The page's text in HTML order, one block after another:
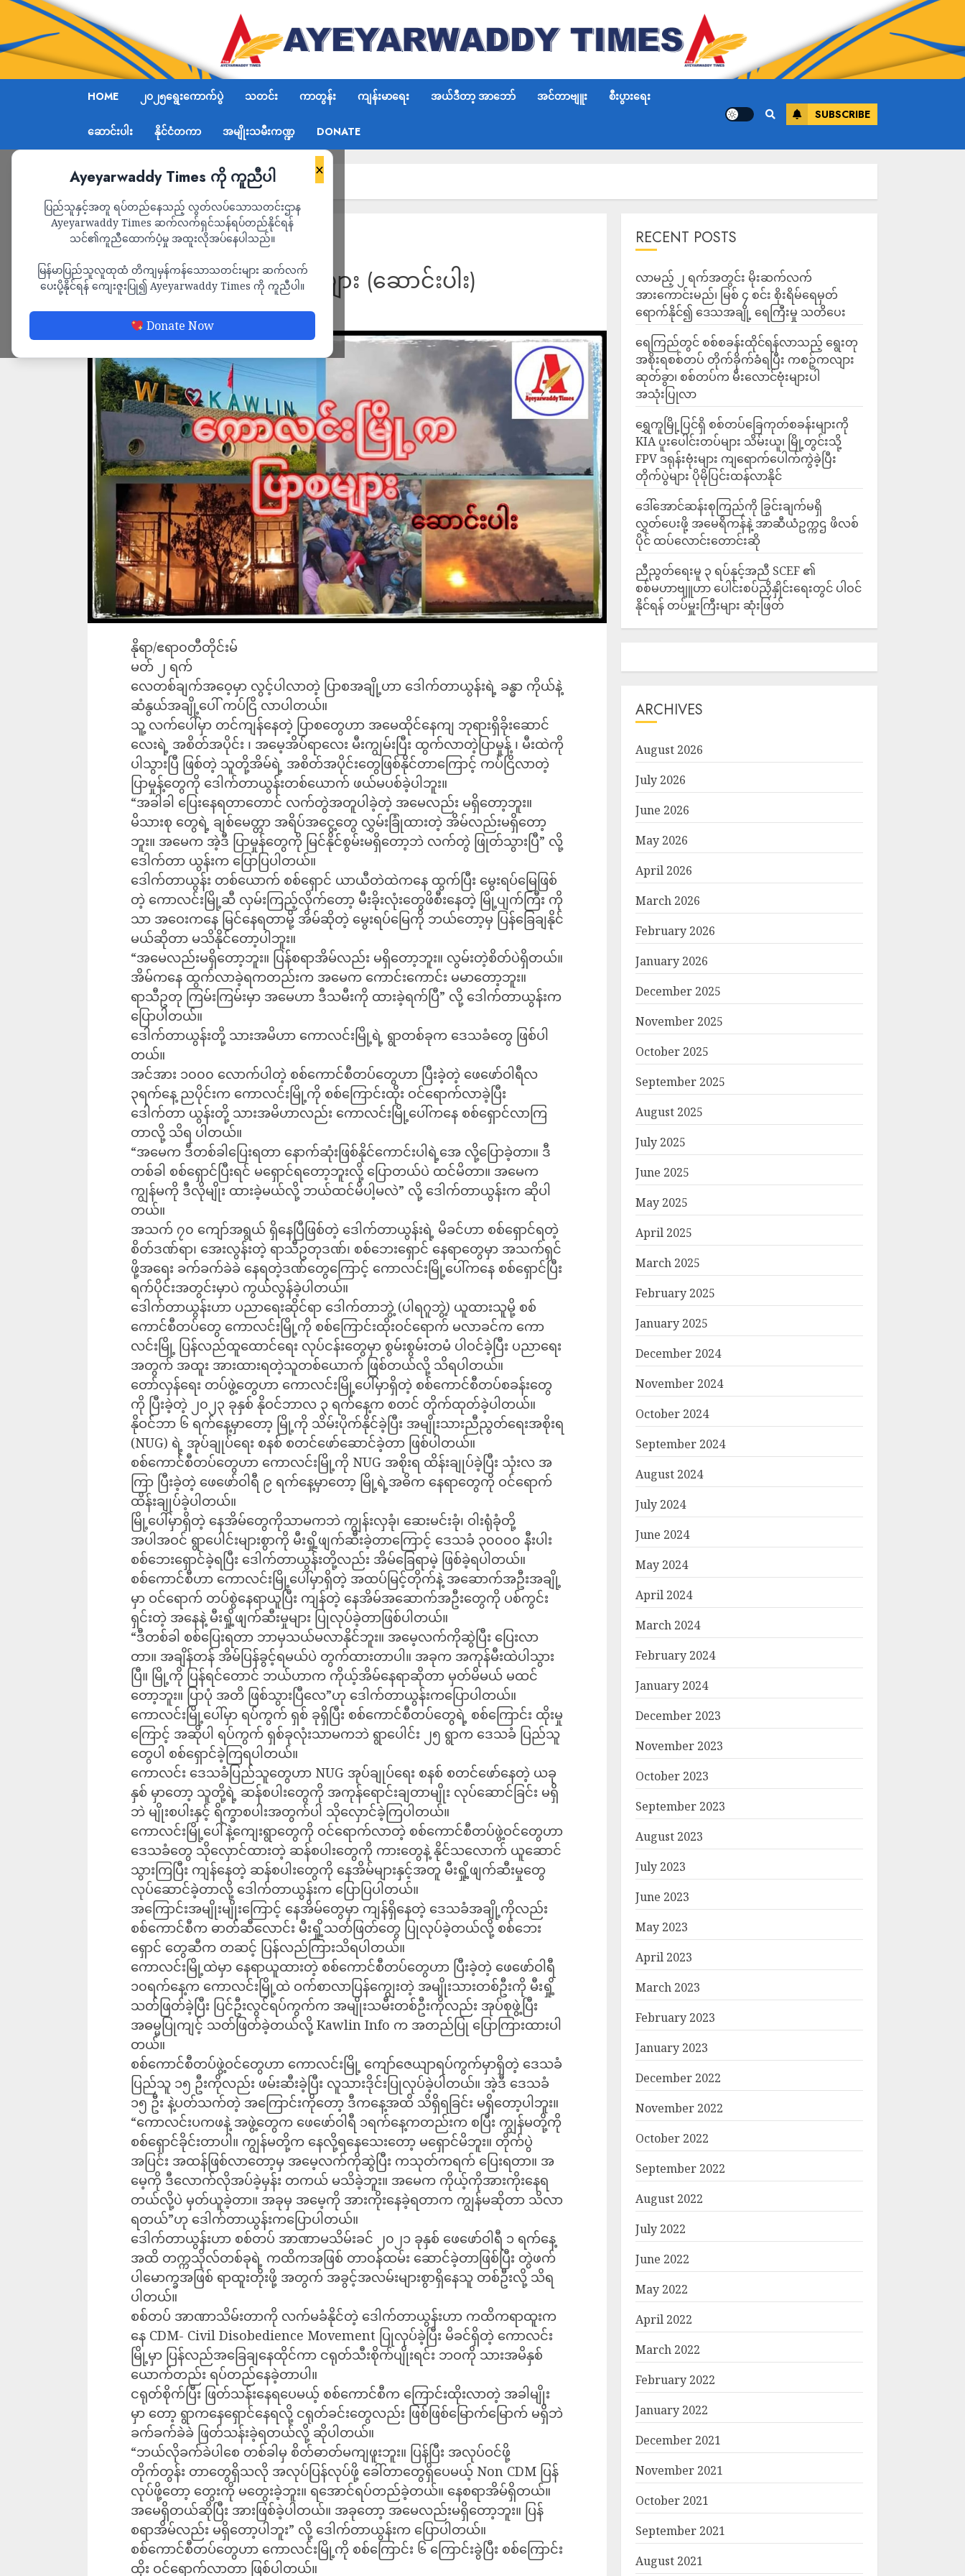
HOME ၂၀၂၅ရွေးကောက်ပွဲ သတင်း ကာတွန်း ကျန်းမာရေး အယ်ဒီတာ့ အာဘော် အင်တာဗျူး စီးပွားရေး
ဆောင်းပါး နိုင်ငံတကာ အမျိုးသမီးကဏ္ဍ DONATE
SUBSCRIBE
×
Ayeyarwaddy Times ကို ကူညီပါ
ပြည်သူနှင့်အတူ ရပ်တည်နေသည့် လွတ်လပ်သောသတင်းဌာန
Ayeyarwaddy Times ဆက်လက်ရှင်သန်ရပ်တည်နိုင်ရန်
သင်၏ကူညီထောက်ပံ့မှု အထူးလိုအပ်နေပါသည်။
မြန်မာပြည်သူလူထုထံ တိကျမှန်ကန်သောသတင်းများ ဆက်လက်
ပေးပို့နိုင်ရန် ကျေးဇူးပြု၍ Ayeyarwaddy Times ကို ကူညီပါ။
Donate Now
Home ကောလင်းမြို့ကပြာစများ (ဆောင်းပါး)
ဆောင်းပါး အမျိုးသမီးကဏ္ဍ
ကောလင်းမြို့ကပြာစများ (ဆောင်းပါး)
ADMIN MARCH 3, 2024
နိုရာ/ဧရာ၀တီတိုင်းမ်
မတ် ၂ ရက်
လေတစ်ချက်အဝေ့မှာ လွင့်ပါလာတဲ့ ပြာစအချို့ဟာ ဒေါက်တာယွန်းရဲ့ ခန္ဓာ ကိုယ်နဲ့
ဆံနွယ်အချို့ပေါ် ကပ်ငြိ လာပါတယ်။
သူ့ လက်ပေါ်မှာ တင်ကျန်နေတဲ့ ပြာစတွေဟာ အမေထိုင်နေကျ ဘုရားရှိခိုးဆောင်
လေးရဲ့ အစိတ်အပိုင်း ၊ အမေ့အိပ်ရာလေး မီးကျွမ်းပြီး ထွက်လာတဲ့ပြာမှုန့် ၊ မီးထဲကို
ပါသွားပြီ ဖြစ်တဲ့ သူတို့အိမ်ရဲ့ အစိတ်အပိုင်းတွေဖြစ်နိုင်တာကြောင့် ကပ်ငြိလာတဲ့
ပြာမှုန့်တွေကို ဒေါက်တာယွန်းတစ်ယောက် ဖယ်မပစ်ခဲ့ပါဘူး။
“အခါခါ ပြေးနေရတာတောင် လက်တွဲအတူပါခဲ့တဲ့ အမေလည်း မရှိတော့ဘူး။
မိသားစု တွေရဲ့ ချစ်မေတ္တာ အရိပ်အ‌ငွေ့တွေ လွှမ်းခြုံထားတဲ့ အိမ်လည်းမရှိတော့
ဘူး။ အမေက အဲ့ဒီ ပြာမှုန်တွေကို မြင်နိုင်စွမ်းမရှိတော့ဘဲ လက်တွဲ ဖြုတ်သွားပြီ” လို့
ဒေါက်တာ ယွန်းက ပြောပြပါတယ်။
ဒေါက်တာယွန်း တစ်ယောက် စစ်ရှောင် ယာယီတဲထဲကနေ ထွက်ပြီး မွေးရပ်မြေဖြစ်
တဲ့ ကောလင်းမြို့ဆီ လှမ်းကြည့်လိုက်တော့ မီးခိုးလုံးတွေဖိစီးနေတဲ့ မြို့ပျက်ကြီး ကို
သာ အဝေးကနေ မြင်နေရတာမို့ အိမ်ဆိုတဲ့ မွေးရပ်မြေကို ဘယ်တော့မှ ပြန်‌ခြေချနိုင်
မယ်ဆိုတာ မသိနိုင်တော့ပါဘူး။
“အမေလည်းမရှိတော့ဘူး။ ပြန်စရာအိမ်လည်း မရှိတော့ဘူး။ လွမ်းတဲ့စိတ်ပဲရှိတယ်။
အိမ်ကနေ ထွက်လာခဲ့ရကတည်းက အမေက ကောင်းကောင်း မမာတော့ဘူး။
ရာသီဥတု ကြမ်းကြမ်းမှာ အမေဟာ ဒီသမီးကို ထားခဲ့ရက်ပြီ” လို့ ဒေါက်တာယွန်းက
ပြောပါတယ်။
ဒေါက်တာယွန်းတို့ သားအမိဟာ ကောလင်းမြို့ရဲ့ ရွာတစ်ခုက ဒေသခံတွေ ဖြစ်ပါ
တယ်။
အင်အား ၁၀၀၀ လောက်ပါတဲ့ စစ်ကောင်စီတပ်တွေဟာ ပြီးခဲ့တဲ့ ဖေဖော်ဝါရီလ
၃ရက်နေ့ ညပိုင်းက ကောလင်းမြို့ကို စစ်ကြောင်းထိုး ဝင်ရောက်လာခဲ့ပြီး
ဒေါက်တာ ယွန်းတို့ သားအမိဟာလည်း ကောလင်းမြို့ပေါ်ကနေ စစ်ရှောင်လာကြ
တာလို့ သိရ ပါတယ်။
“အမေက ဒီတစ်ခါပြေးရတာ နောက်ဆုံးဖြစ်နိုင်ကောင်းပါရဲ့အေ လို့ပြောခဲ့တာ။ ဒီ
တစ်ခါ စစ်ရှောင်ပြီးရင် မရှောင်ရတော့ဘူးလို့ ပြောတယ်ပဲ ထင်မိတာ။ အမေက
ကျွန်မကို ဒီလိုမျိုး ထားခဲ့မယ်လို့ ဘယ်ထင်မိပါ့မလဲ” လို့ ဒေါက်တာယွန်းက ဆိုပါ
တယ်။
အသက် ၇၀ ကျော်အရွယ် ရှိနေပြီဖြစ်တဲ့ ဒေါက်တာယွန်းရဲ့ မိခင်ဟာ စစ်ရှောင်ရတဲ့
စိတ်ဒဏ်ရာ၊ အေးလွန်းတဲ့ ရာသီဥတုဒဏ်၊ စစ်ဘေးရှောင် နေရာတွေမှာ အသက်ရှင်
ဖို့အရေး ခက်ခက်ခဲခဲ နေရတဲ့ဒဏ်တွေကြောင့် ကောလင်းမြို့ပေါ်ကနေ စစ်ရှောင်ပြီး
ရက်ပိုင်းအတွင်းမှာပဲ ကွယ်လွန်ခဲ့ပါတယ်။
ဒေါက်တာယွန်းဟာ ပညာရေးဆိုင်ရာ ဒေါက်တာဘွဲ့ (ပါရဂူဘွဲ့) ယူထားသူမို့ စစ်
ကောင်စီတပ်တွေ ကောလင်းမြို့ကို စစ်ကြောင်းထိုးဝင်ရောက် မလာခင်က ကော
လင်းမြို့ ပြန်လည်ထူထောင်ရေး လုပ်ငန်းတွေမှာ စွမ်းစွမ်းတမံ ပါဝင်ခဲ့ပြီး ပညာရေး
အတွက် အထူး အားထားရတဲ့သူတစ်ယောက် ဖြစ်တယ်လို့ သိရပါတယ်။
တော်လှန်ရေး တပ်ဖွဲ့တွေဟာ ကောလင်းမြို့ပေါ်မှာရှိတဲ့ စစ်ကောင်စီတပ်စခန်းတွေ
ကို ပြီးခဲ့တဲ့ ၂၀၂၃ ခုနှစ် နိုဝင်ဘာလ ၃ ရက်နေ့က စတင် တိုက်ထုတ်ခဲ့ပါတယ်။
နိုဝင်ဘာ ၆ ရက်နေ့မှာတော့ မြို့ကို သိမ်းပိုက်နိုင်ခဲ့ပြီး အမျိုးသားညီညွတ်ရေးအစိုးရ
(NUG) ရဲ့ အုပ်ချုပ်ရေး စနစ် စတင်ဖော်ဆောင်‌ခဲ့တာ ဖြစ်ပါတယ်။
စစ်ကောင်စီတပ်တွေဟာ ကောလင်းမြို့ကို NUG အစိုးရ ထိန်းချုပ်ခဲ့ပြီး သုံးလ အ
ကြာ ပြီးခဲ့တဲ့ ဖေဖော်ဝါရီ ၉ ရက်နေ့မှာတော့ မြို့ရဲ့အဓိက နေရာတွေကို ဝင်ရောက်
ထိန်းချုပ်ခဲ့ပါတယ်။
မြို့ပေါ်မှာရှိတဲ့ နေအိမ်တွေကိုသာမကဘဲ ကျွန်းလှခုံ၊ ဆေးမင်းခုံ၊ ဝါးရုံခုံတို့
အပါအဝင် ရွာပေါင်းများစွာကို မီးရှို့ဖျက်ဆီးခဲ့တာကြောင့် ဒေသခံ ၃၀၀၀၀ နီးပါး
စစ်ဘေးရှောင်ခဲ့ရပြီး ဒေါက်တာယွန်းတို့လည်း အိမ်ခြေရာမဲ့ ဖြစ်ခဲ့ရပါတယ်။
စစ်ကောင်စီဟာ ကောလင်းမြို့ပေါ်မှာရှိတဲ့ အထပ်မြင့်တိုက်နဲ့ အဆောက်အဦးအချို့
မှာ ဝင်ရောက် တပ်စွဲနေရာယူပြီး ကျန်တဲ့ နေအိမ်အဆောက်အဦးတွေကို ပစ်ကွင်း
ရှင်းတဲ့ အနေနဲ့ မီးရှို့ဖျက်ဆီးမှုများ ပြုလုပ်ခဲ့တာဖြစ်ပါတယ်။
“ဒီတစ်ခါ စစ်ပြေးရတာ ဘာမှသယ်မလာနိုင်ဘူး။ အမေ့လက်ကိုဆွဲပြီး ပြေးလာ
တာ။ အချိန်တန် အိမ်ပြန်ခွင့်ရမယ်ပဲ တွက်ထားတာပါ။ အခုက အကုန်မီးထဲပါသွား
ပြီ။ မြို့ကို ပြန်ရင်တောင် ဘယ်ဟာက ကိုယ့်အိမ်နေရာဆိုတာ မှတ်မိမယ် မထင်
တော့ဘူး။ ပြာပုံ အတိ ဖြစ်သွားပြီလေ”ဟု ဒေါက်တာယွန်းကပြောပါတယ်။
ကောလင်းမြို့ပေါ်မှာ ရပ်ကွက် ရှစ် ခုရှိပြီး စစ်ကောင်စီတပ်တွေရဲ့ စစ်ကြောင်း ထိုးမှု
ကြောင့် အဆိုပါ ရပ်ကွက် ရှစ်ခုလုံးသာမကဘဲ ရွာပေါင်း ၂၅ ရွာက ဒေသခံ ပြည်သူ
တွေပါ စစ်ရှောင်ခဲ့ကြရပါတယ်။
ကောလင်း ဒေသခံပြည်သူတွေဟာ NUG အုပ်ချုပ်ရေး စနစ် စတင်ဖော်နေတဲ့ ယခု
နှစ် မှာတော့ သူတို့ရဲ့ ဆန်စပါးတွေကို အကုန်ရောင်းချတာမျိုး လုပ်ဆောင်ခြင်း မရှိ
ဘဲ မျိုးစပါးနှင့် ရိက္ခာစပါးအတွက်ပါ သိုလှောင်ခဲ့ကြပါတယ်။
ကောလင်းမြို့ပေါ်နဲ့ကျေးရွာတွေကို ဝင်ရောက်လာတဲ့ စစ်ကောင်စီတပ်ဖွဲ့ဝင်တွေဟာ
ဒေသခံတွေ သိုလှောင်ထားတဲ့ ဆန်စပါးတွေကို ကားတွေနဲ့ နိုင်သလောက် ယူဆောင်
သွားကြပြီး ကျန်နေတဲ့ ဆန်စပါးတွေကို နေအိမ်များနှင့်အတူ မီးရှို့ဖျက်ဆီးမှုတွေ
လုပ်ဆောင်ခဲ့တာလို့ ဒေါက်တာယွန်းက ပြောပြပါတယ်။
အကြောင်းအမျိုးမျိုးကြောင့် နေအိမ်တွေမှာ ကျန်ရှိနေတဲ့ ဒေသခံအချို့ကိုလည်း
စစ်ကောင်စီက ဓာတ်ဆီလောင်း မီးရှို့သတ်ဖြတ်တွေ ပြုလုပ်ခဲ့တယ်လို့ စစ်ဘေး
ရှောင် တွေဆီက တဆင့် ပြန်လည်ကြားသိရပါတယ်။
ကောလင်းမြို့ထဲမှာ နေရာယူထားတဲ့ စစ်ကောင်စီတပ်တွေဟာ ပြီးခဲ့တဲ့ ဖေဖော်ဝါရီ
၁၀ရက်နေ့က ကောလင်းမြို့ထဲ ဝက်စာလာပြန်ကျွေးတဲ့ အမျိုးသားတစ်ဦးကို မီးရှို့
သတ်ဖြတ်ခဲ့ပြီး ပြင်ဦးလွင်ရပ်ကွက်က အမျိုးသမီးတစ်ဦးကိုလည်း အုပ်စုဖွဲ့ပြီး
အဓမ္မပြုကျင့် သတ်ဖြတ်ခဲ့တယ်လို့ Kawlin Info က အတည်ပြု ပြောကြားထားပါ
တယ်။
စစ်ကောင်စီတပ်ဖွဲ့ဝင်တွေဟာ ကောလင်းမြို့ ကျော်ဇေယျာရပ်ကွက်မှာရှိတဲ့ ဒေသခံ
ပြည်သူ ၁၅ ဦးကိုလည်း ဖမ်းဆီးခဲ့ပြီး လူသားဒိုင်းပြုလုပ်ခဲ့ပါတယ်။ အဲ့ဒီ ဒေသခံ
၁၅ ဦး နဲ့ပတ်သက်တဲ့ အကြောင်းကိုတော့ ဒီကနေ့အထိ သိရှိရခြင်း မရှိတော့ပါဘူး။
“ကောလင်းပကဖနဲ့ အဖွဲ့တွေက ဖေဖော်ဝါရီ ၁ရက်နေ့ကတည်းက စပြီး ကျွန်မတို့ကို
စစ်ရှောင်ခိုင်းတာပါ။ ကျွန်မတို့က နေလို့ရနေသေးတော့ မရှောင်မိဘူး။ တိုက်ပွဲ
အပြင်း အထန်ဖြစ်လာတော့မှ အမေ့လက်ကိုဆွဲပြီး ကသုတ်ကရက် ပြေးရတာ။ အ
မေ့ကို ဒီလောက်လိုအပ်ခဲ့မှန်း တကယ် မသိခဲ့ဘူး။ အမေက ကိုယ့်ကိုအားကိုးနေရ
တယ်လို့ပဲ မှတ်ယူခဲ့တာ။ အခုမှ အမေ့ကို အားကိုးနေခဲ့ရတာက ကျွန်မဆိုတာ သိလာ
ရတယ်”ဟု ဒေါက်တာယွန်းကပြောပါတယ်။
ဒေါက်တာယွန်းဟာ စစ်တပ် အာဏာမသိမ်းခင် ၂၀၂၁ ခုနှစ် ဖေဖော်ဝါရီ ၁ ရက်နေ့
အထိ တက္ကသိုလ်တစ်ခုရဲ့ ကထိကအဖြစ် တာဝန်ထမ်း ဆောင်ခဲ့တာဖြစ်ပြီး တွဲဖက်
ပါမောက္ခအဖြစ် ရာထူးတိုးဖို့ အတွက် အခွင့်အလမ်းများစွာရှိနေသူ တစ်ဦးလို့ သိရ
ပါတယ်။
စစ်တပ် အာဏာသိမ်းတာကို လက်မခံနိုင်တဲ့ ဒေါက်တာယွန်းဟာ ကထိကရာထူးက
နေ CDM- Civil Disobedience Movement ပြုလုပ်ခဲ့ပြီး မိခင်ရှိတဲ့ ကောလင်း
မြို့မှာ ပြန်လည်အခြေချနေထိုင်ကာ ငရုတ်သီးစိုက်ပျိုးရင်း ဘဝကို သားအမိနှစ်
ယောက်တည်း ရပ်တည်နေခဲ့တာပါ။
ငရုတ်စိုက်ပြီး ဖြတ်သန်းနေရပေမယ့် စစ်ကောင်စီက ကြောင်းထိုးလာတဲ့ အခါမျိုး
မှာ တော့ ရွာကနေရှောင်နေရလို့ ငရုတ်ခင်းတွေလည်း ဖြစ်ဖြစ်မြောက်မြောက် မရှိဘဲ
ခက်ခက်ခဲခဲ ဖြတ်သန်းခဲ့ရတယ်လို့ ဆိုပါတယ်။
“ဘယ်လိုခက်ခဲပါစေ တစ်ခါမှ စိတ်ဓာတ်မကျဖူးဘူး။ ပြန်ပြီး အလုပ်ဝင်ဖို့
တိုက်တွန်း တာတွေရှိသလို အလုပ်ပြန်လုပ်ဖို့ ခေါ်တာတွေရှိပေမယ့် Non CDM ပြန်
လုပ်ဖို့တော့ တွေးကို မတွေးခဲ့ဘူး။ ရအောင်ရပ်တည်ခဲ့တယ်။ နေစရာအိမ်ရှိတယ်။
အမေရှိတယ်ဆိုပြီး အားဖြစ်ခဲ့ပါတယ်။ အခုတော့ အမေလည်းမရှိတော့ဘူး။ ပြန်
စရာအိမ်လည်း မရှိတော့ပါဘူး” လို့ ဒေါက်တာယွန်းက ပြောပါတယ်။
စစ်ကောင်စီတပ်တွေဟာ ကောလင်းမြို့ကို စစ်ကြောင်း ၆ ကြောင်းခွဲပြီး စစ်ကြောင်း
ထိုး ဝင်ရောက်လာတာ ဖြစ်ပါတယ်။
RECENT POSTS
လာမည့် ၂ ရက်အတွင်း မိုးဆက်လက်
အားကောင်းမည်၊ မြစ် ၄ စင်း စိုးရိမ်ရေမှတ်
ရောက်နိုင်၍ ဒေသအချို့ ရေကြီးမှု သတိပေး
ရေကြည်တွင် စစ်စခန်းထိုင်ရန်လာသည့် ရွေးတု
အစိုးရစစ်တပ် တိုက်ခိုက်ခံရပြီး ကစဉ့်ကလျား
ဆုတ်ခွာ၊ စစ်တပ်က မီးလောင်ဗုံးများပါ
အသုံးပြုလာ
‎ရွှေကူမြို့ပြင်ရှိ စစ်တပ်ခြေကုတ်စခန်းများကို
KIA ပူးပေါင်းတပ်များ သိမ်းယူ၊ မြို့တွင်းသို့
FPV ဒရုန်းဗုံးများ ကျရောက်ပေါက်ကွဲခဲ့ပြီး
တိုက်ပွဲများ ပိုမိုပြင်းထန်လာနိုင်
ဒေါ်အောင်ဆန်းစုကြည်ကို ခြွင်းချက်မရှိ
လွှတ်ပေးဖို့ အမေရိကန်နဲ့ အာဆီယံဥက္ကဌ ဖိလစ်
ပိုင် ထပ်လောင်းတောင်းဆို
ညီညွတ်ရေးမူ ၃ ရပ်နှင့်အညီ SCEF ၏
စစ်မဟာဗျူဟာ ပေါင်းစပ်ညှိနှိုင်းရေးတွင် ပါဝင်
နိုင်ရန် တပ်မှူးကြီးများ ဆုံးဖြတ်
ARCHIVES
August 2026
July 2026
June 2026
May 2026
April 2026
March 2026
February 2026
January 2026
December 2025
November 2025
October 2025
September 2025
August 2025
July 2025
June 2025
May 2025
April 2025
March 2025
February 2025
January 2025
December 2024
November 2024
October 2024
September 2024
August 2024
July 2024
June 2024
May 2024
April 2024
March 2024
February 2024
January 2024
December 2023
November 2023
October 2023
September 2023
August 2023
July 2023
June 2023
May 2023
April 2023
March 2023
February 2023
January 2023
December 2022
November 2022
October 2022
September 2022
August 2022
July 2022
June 2022
May 2022
April 2022
March 2022
February 2022
January 2022
December 2021
November 2021
October 2021
September 2021
August 2021